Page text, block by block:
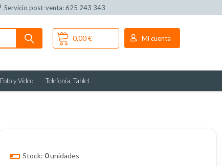
Servicio post-venta: 625 243 343
0,00 € Mi cuenta
Foto y Vídeo Telefonía, Tablet
Stock: 0unidades